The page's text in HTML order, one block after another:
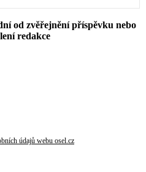
od zvěřejnění příspěvku nebo
redakce
údajů webu osel.cz